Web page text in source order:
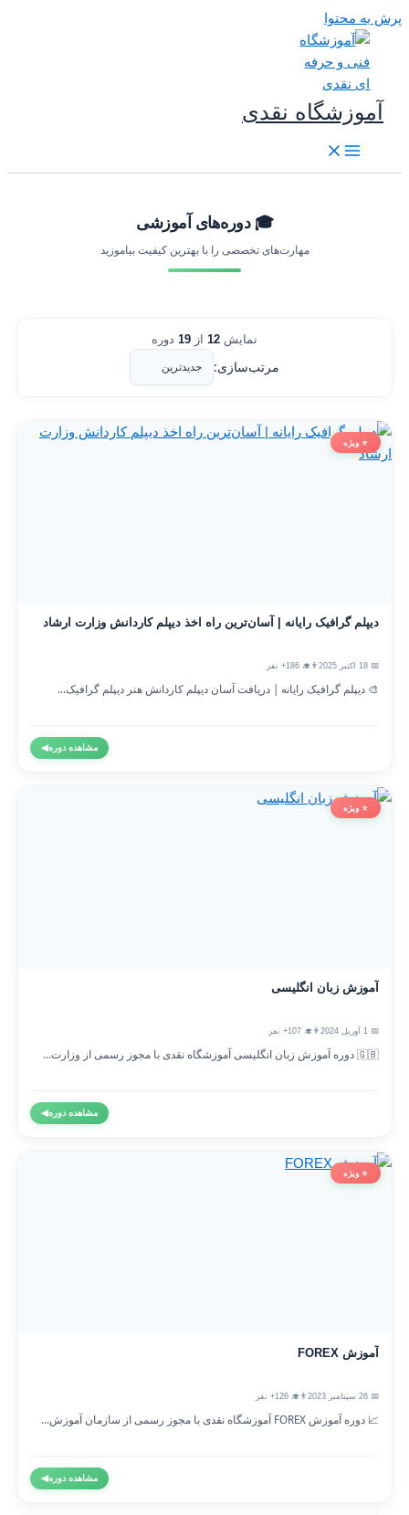
به محتوا
آموزشگاه نقدی
🎓 دوره‌های آموزشی
مهارت‌های تخصصی را با بهترین کیفیت بیاموزید
نمایش12 از 19 دوره
مرتب‌سازی:
⭐ ویژه
دیپلم گرافیک رایانه | آسان‌ترین راه اخذ دیپلم کاردانش وزارت ارشاد
👨‍🎓 186+ نفر
🎨 دیپلم گرافیک رایانه | دریافت آسان دیپلم کاردانش هنر دیپلم گرافیک...
مشاهده دوره◀
⭐ ویژه
آموزش زبان انگلیسی
👨‍🎓 107+ نفر
🇬🇧 دوره آموزش زبان انگلیسی آموزشگاه نقدی با مجوز رسمی از وزارت...
مشاهده دوره◀
⭐ ویژه
آموزش FOREX
👨‍🎓 126+ نفر
📈 دوره آموزش FOREX آموزشگاه نقدی با مجوز رسمی از سازمان آموزش...
مشاهده دوره◀